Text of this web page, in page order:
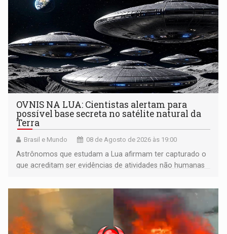
OVNIS NA LUA: Cientistas alertam para
possível base secreta no satélite natural da
Terra
Brasil e Mundo 08 de Agosto de 2026 às 19:00
Astrônomos que estudam a Lua afirmam ter capturado o
que acreditam ser evidências de atividades não humanas
órbita